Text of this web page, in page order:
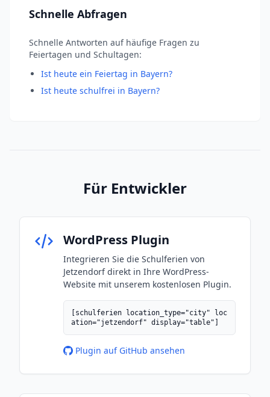
Schnelle Abfragen
Schnelle Antworten auf häufige Fragen zu
Feiertagen und Schultagen:
Ist heute ein Feiertag in Bayern?
Ist heute schulfrei in Bayern?
Für Entwickler
WordPress Plugin
Integrieren Sie die Schulferien von
Jetzendorf direkt in Ihre WordPress-
Website mit unserem kostenlosen Plugin.
[schulferien location_type="city" loc
ation="jetzendorf" display="table"]
Plugin auf GitHub ansehen